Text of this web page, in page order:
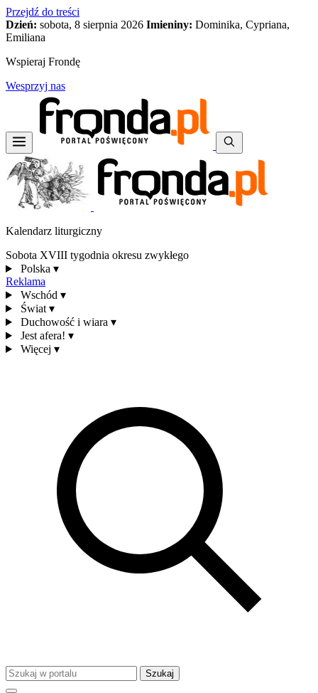
Przejdź do treści
Dzień: sobota, 8 sierpnia 2026 Imieniny: Dominika, Cypriana,
Emiliana
Wspieraj Frondę
Wesprzyj nas
Kalendarz liturgiczny
Sobota XVIII tygodnia okresu zwykłego
Polska ▾
Reklama
Wschód ▾
Świat ▾
Duchowość i wiara ▾
Jest afera! ▾
Więcej ▾
Szukaj